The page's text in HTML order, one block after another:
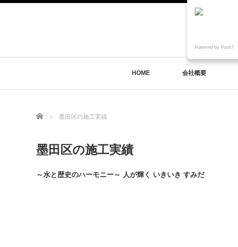
HOME 会社概要
Home 墨田区の施工実績
墨田区の施工実績
～水と歴史のハーモニー～ 人が輝く いきいき すみだ
Powered by Push7